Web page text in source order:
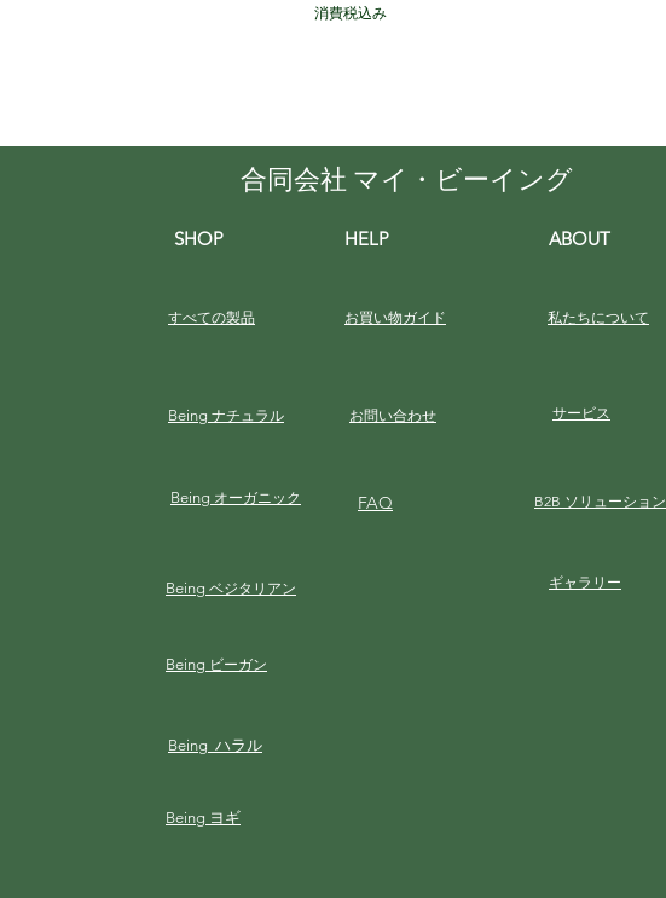
消費税込み
合同会社 マイ・ビーイング
SHOP
すべての製品
HELP
お買い物ガイド
ABOUT
私たちについて
Being ナチュラル お問い合わせ サービス
Being オーガニック FAQ B2B ソリューション
Being ベジタリアン ギャラリー
Being ビーガン
Being ハラル
Being ヨギ